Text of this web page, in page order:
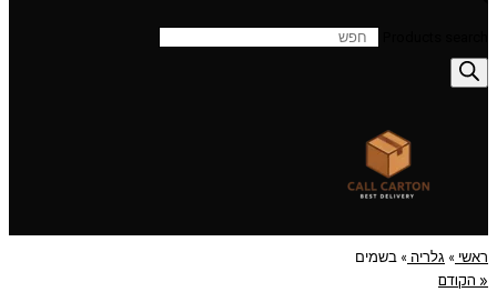
ראשי» גלריה » בשמים
« הקודם